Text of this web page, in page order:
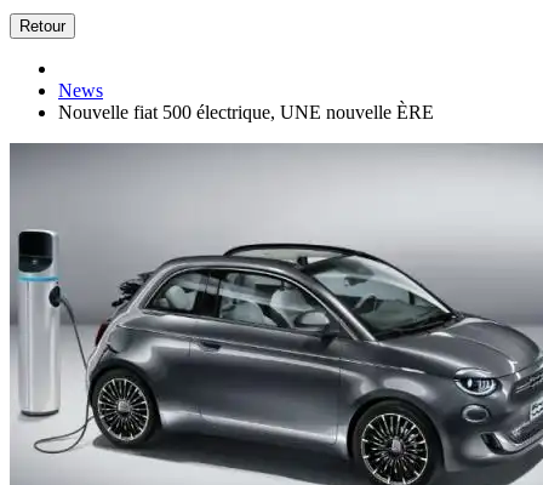
Retour
News
Nouvelle fiat 500 électrique, UNE nouvelle ÈRE